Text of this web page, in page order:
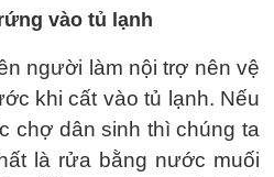
vào tủ lạnh
người làm nội trợ nên vệ
khi cất vào tủ lạnh. Nếu
chợ dân sinh thì chúng ta
là rửa bằng nước muối